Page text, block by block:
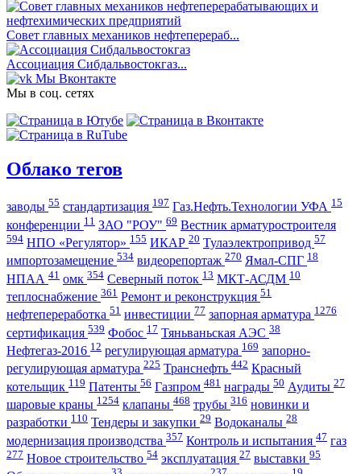
Совет главных механиков нефтеперераб...
Ассоциация Сибдальвостокгаз...
Мы Вконтакте
Мы в соц. сетях
Облако тегов
заводы 55 стандартизация 197 Газ.Нефть.Технологии УФА 15
конференции 11 ЗАО "РОУ" 69 Вестник арматуростроителя
594 НПО «Регулятор» 155 ИКАР 20 Тулаэлектропривод 57
импортозамещение 534 видеорепортаж 270 Ямал-СПГ 18
НПАА 41 омк 354 Северный поток 13 МКТ-АСДМ 10
теплоснабжение 361 Ремонт и реконструкция 51
нефтепереработка 51 инвестиции 77 запорная арматура 1276
сертификация 539 Фобос 17 Тяньваньская АЭС 38
Нефтегаз-2016 12 регулирующая арматура 169 запорно-
регулирующая арматура 225 Транснефть 442 Красный
котельщик 119 Патенты 56 Газпром 481 награды 50 Аудиты 27
шаровые краны 1254 клапаны 468 трубы 316 новинки и
разработки 110 Тендеры и закупки 29 Водоканалы 28
модернизация производства 357 Контроль и испытания 47 газ
277 Новое строительство 54 эксплуатация 27 выставки 95